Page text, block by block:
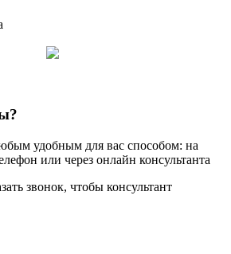
удобным для вас способом: на
или через онлайн консультанта
звонок, чтобы консультант